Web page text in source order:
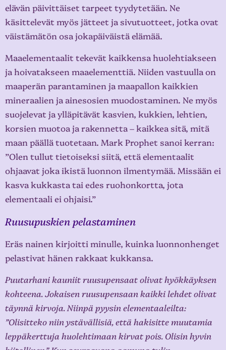
elävän päivittäiset tarpeet tyydytetään. Ne
käsittelevät myös jätteet ja sivutuotteet, jotka ovat
väistämätön osa jokapäiväistä elämää.
Maaelementaalit tekevät kaikkensa huolehtiakseen
ja hoivatakseen maaelementtiä. Niiden vastuulla on
maaperän parantaminen ja maapallon kaikkien
mineraalien ja ainesosien muodostaminen. Ne myös
suojelevat ja ylläpitävät kasvien, kukkien, lehtien,
korsien muotoa ja rakennetta – kaikkea sitä, mitä
maan päällä tuotetaan. Mark Prophet sanoi kerran:
”Olen tullut tietoiseksi siitä, että elementaalit
ohjaavat joka ikistä luonnon ilmentymää. Missään ei
kasva kukkasta tai edes ruohonkortta, jota
elementaali ei ohjaisi.”
Ruusupuskien pelastaminen
Eräs nainen kirjoitti minulle, kuinka luonnonhenget
pelastivat hänen rakkaat kukkansa.
Puutarhani kauniit ruusupensaat olivat hyökkäyksen
kohteena. Jokaisen ruusupensaan kaikki lehdet olivat
täynnä kirvoja. Niinpä pyysin elementaaleilta:
”Olisitteko niin ystävällisiä, että hakisitte muutamia
leppäkerttuja huolehtimaan kirvat pois. Olisin hyvin